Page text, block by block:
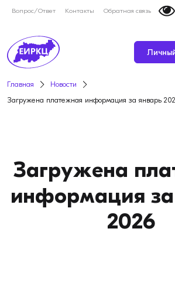
Вопрос/Ответ Контакты Обратная связь
Главная
Новости
Загружена платежная информация за январь
Загружена
информация
2026